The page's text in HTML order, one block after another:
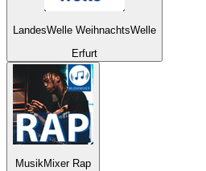
LandesWelle WeihnachtsWelle
Erfurt
MusikMixer Rap